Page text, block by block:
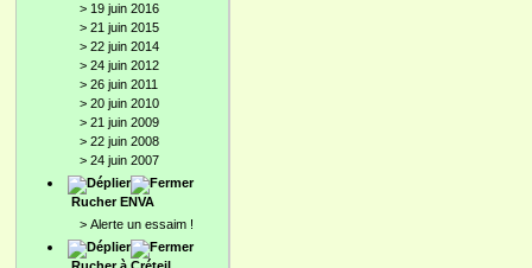
> 19 juin 2016
> 21 juin 2015
> 22 juin 2014
> 24 juin 2012
> 26 juin 2011
> 20 juin 2010
> 21 juin 2009
> 22 juin 2008
> 24 juin 2007
Rucher ENVA
> Alerte un essaim !